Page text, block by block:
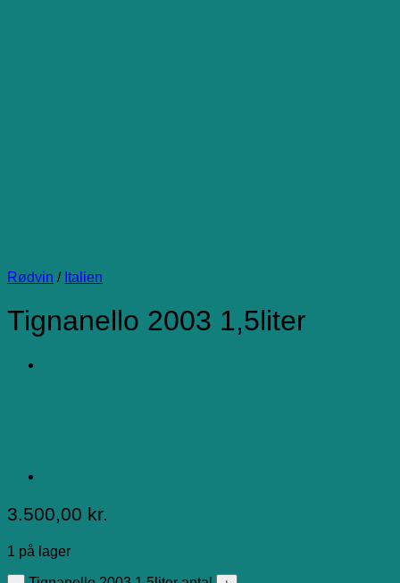
Rødvin / Italien
Tignanello 2003 1,5liter
3.500,00 kr.
1 på lager